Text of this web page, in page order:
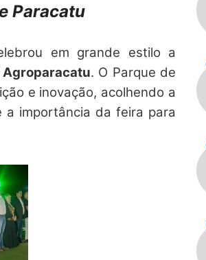
Paracatu
em grande estilo a
Agroparacatu. O Parque de
e inovação, acolhendo a
a importância da feira para